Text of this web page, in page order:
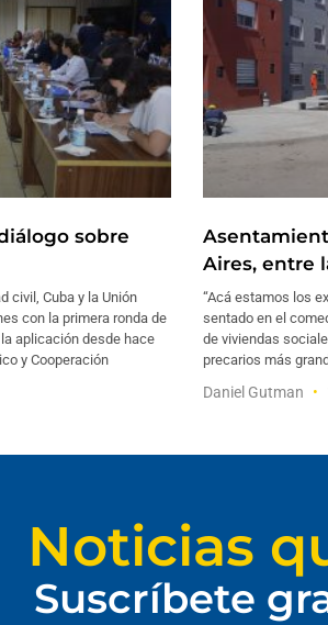
sobre
civil, Cuba y la Unión
con la primera ronda de
aplicación desde hace
y Cooperación
Aires, entre
“Acá estamos los
sentado en el
de viviendas
precarios más
Daniel Gutman
Noticias
Suscríbete